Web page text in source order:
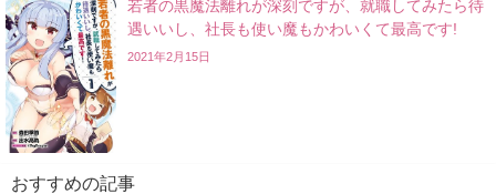
若者の黒魔法離れが深刻ですが、就職してみたら待
遇いいし、社長も使い魔もかわいくて最高です!
2021年2月15日
おすすめの記事